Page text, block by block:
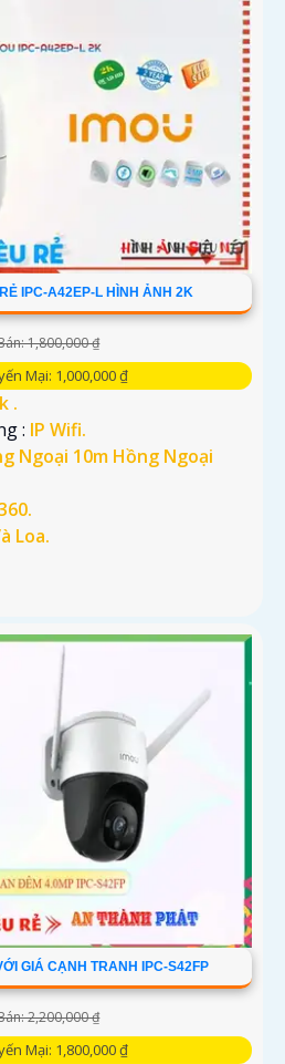
IPC-A42EP-L HÌNH ẢNH 2K
1,800,000 ₫
Mại: 1,000,000 ₫
.
: IP Wifi.
Ngoại 10m Hồng Ngoại
Loa.
GIÁ CẠNH TRANH IPC-S42FP
2,200,000 ₫
Mại: 1,800,000 ₫